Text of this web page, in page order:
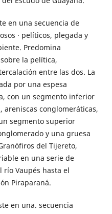
en una secuencia de
· pelíticos, plegada y
Predomina
la pelítica,
entre las dos. La
por una espesa
con un segmento inferior
conglomeráticas,
segmento superior
y una gruesa
del Tijereto,
en una serie de
río Vaupés hasta el
Piraparaná.
en una. secuencia